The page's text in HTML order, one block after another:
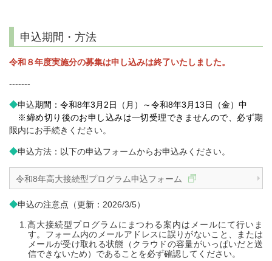
申込期間・方法
令和８年度実施分の募集は申し込みは終了いたしました。
-------
◆申込期間：令和8年3月2日（月）～令和8年3月13日（金）中
※締め切り後のお申し込みは一切受理できませんので、必ず期
限内にお手続きください。
◆申込方法：以下の申込フォームからお申込みください。
令和8年高大接続型プログラム申込フォーム
◆申込の注意点（更新：2026/3/5）
高大接続型プログラムにまつわる案内はメールにて行いま
す。フォーム内のメールアドレスに誤りがないこと、または
メールが受け取れる状態（クラウドの容量がいっぱいだと送
信できないため）であることを必ず確認してください。